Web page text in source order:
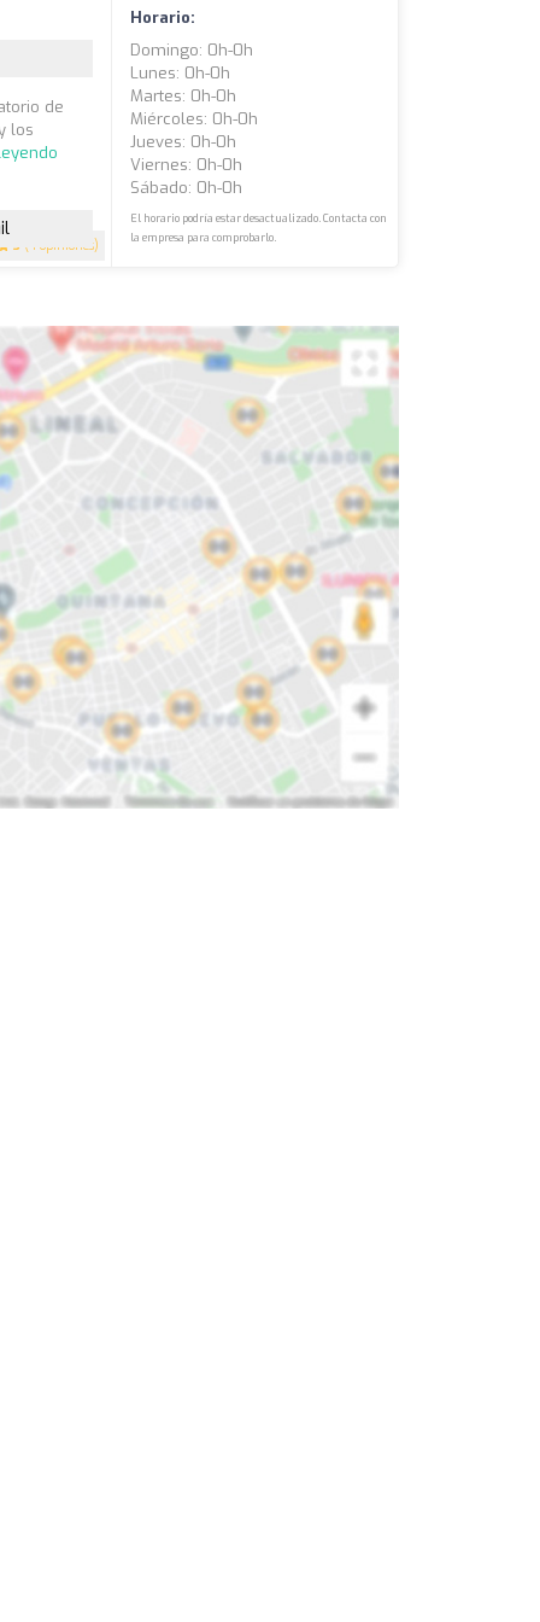
3 (4 opiniones)
de
los
Horario:
Domingo: 0h-0h
Lunes: 0h-0h
Martes: 0h-0h
Miércoles: 0h-0h
Jueves: 0h-0h
Viernes: 0h-0h
Sábado: 0h-0h
El horario podría estar desactualizado. Contacta con
la empresa para comprobarlo.